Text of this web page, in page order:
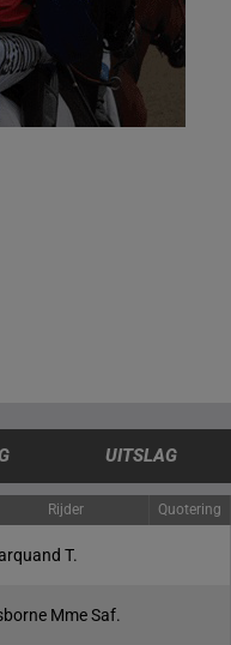
UITSLAG
Rijder Quotering
T.
Mme Saf.